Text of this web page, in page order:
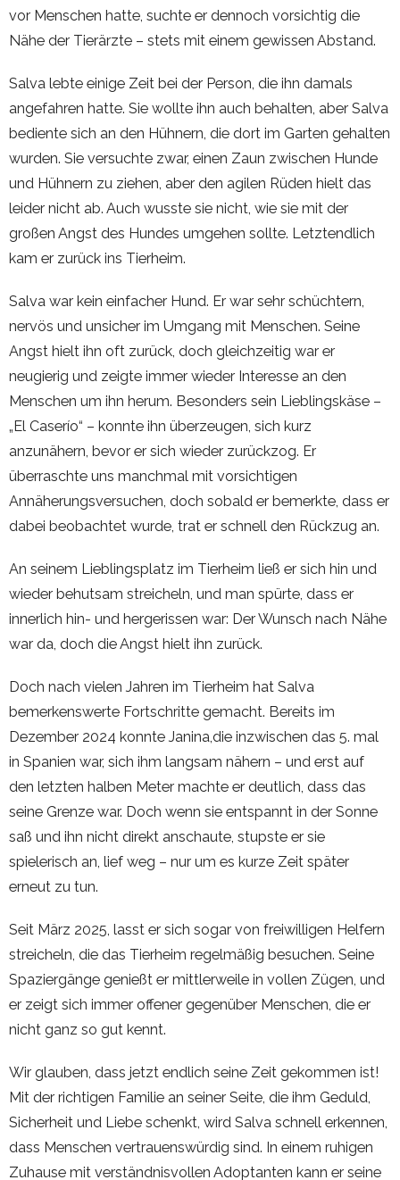
vor Menschen hatte, suchte er dennoch vorsichtig die
Nähe der Tierärzte – stets mit einem gewissen Abstand.
Salva lebte einige Zeit bei der Person, die ihn damals
angefahren hatte. Sie wollte ihn auch behalten, aber Salva
bediente sich an den Hühnern, die dort im Garten gehalten
wurden. Sie versuchte zwar, einen Zaun zwischen Hunde
und Hühnern zu ziehen, aber den agilen Rüden hielt das
leider nicht ab. Auch wusste sie nicht, wie sie mit der
großen Angst des Hundes umgehen sollte. Letztendlich
kam er zurück ins Tierheim.
Salva war kein einfacher Hund. Er war sehr schüchtern,
nervös und unsicher im Umgang mit Menschen. Seine
Angst hielt ihn oft zurück, doch gleichzeitig war er
neugierig und zeigte immer wieder Interesse an den
Menschen um ihn herum. Besonders sein Lieblingskäse –
„El Caserío“ – konnte ihn überzeugen, sich kurz
anzunähern, bevor er sich wieder zurückzog. Er
überraschte uns manchmal mit vorsichtigen
Annäherungsversuchen, doch sobald er bemerkte, dass er
dabei beobachtet wurde, trat er schnell den Rückzug an.
An seinem Lieblingsplatz im Tierheim ließ er sich hin und
wieder behutsam streicheln, und man spürte, dass er
innerlich hin- und hergerissen war: Der Wunsch nach Nähe
war da, doch die Angst hielt ihn zurück.
Doch nach vielen Jahren im Tierheim hat Salva
bemerkenswerte Fortschritte gemacht. Bereits im
Dezember 2024 konnte Janina,die inzwischen das 5. mal
in Spanien war, sich ihm langsam nähern – und erst auf
den letzten halben Meter machte er deutlich, dass das
seine Grenze war. Doch wenn sie entspannt in der Sonne
saß und ihn nicht direkt anschaute, stupste er sie
spielerisch an, lief weg – nur um es kurze Zeit später
erneut zu tun.
Seit März 2025, lasst er sich sogar von freiwilligen Helfern
streicheln, die das Tierheim regelmäßig besuchen. Seine
Spaziergänge genießt er mittlerweile in vollen Zügen, und
er zeigt sich immer offener gegenüber Menschen, die er
nicht ganz so gut kennt.
Wir glauben, dass jetzt endlich seine Zeit gekommen ist!
Mit der richtigen Familie an seiner Seite, die ihm Geduld,
Sicherheit und Liebe schenkt, wird Salva schnell erkennen,
dass Menschen vertrauenswürdig sind. In einem ruhigen
Zuhause mit verständnisvollen Adoptanten kann er seine